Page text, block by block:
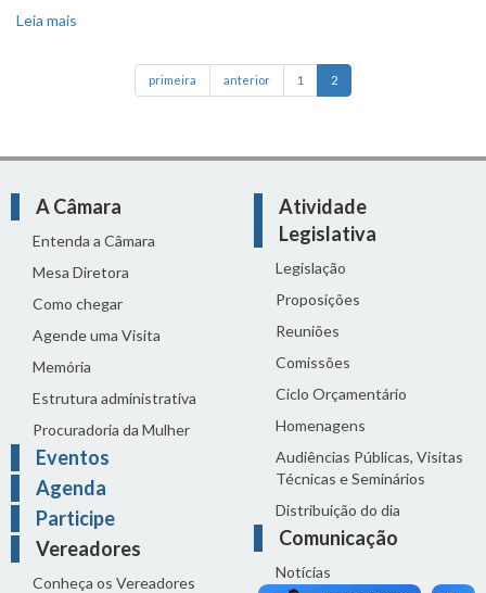
Leia mais
primeira anterior 1 2
A Câmara
Entenda a Câmara
Mesa Diretora
Como chegar
Agende uma Visita
Memória
Estrutura administrativa
Procuradoria da Mulher
Eventos
Agenda
Participe
Vereadores
Conheça os Vereadores
Atividade
Legislativa
Legislação
Proposições
Reuniões
Comissões
Ciclo Orçamentário
Homenagens
Audiências Públicas, Visitas
Técnicas e Seminários
Distribuição do dia
Comunicação
Notícias